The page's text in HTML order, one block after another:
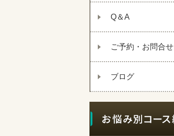
Q＆A
ご予約・お問合せ
ブログ